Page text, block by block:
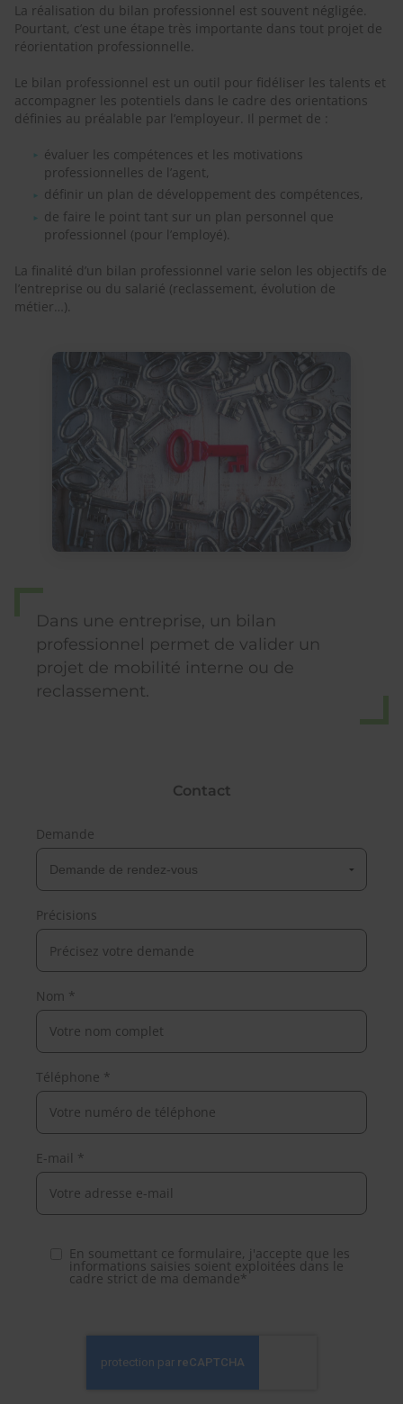
La réalisation du bilan professionnel est souvent négligée.
Pourtant, c’est une étape très importante dans tout projet de
réorientation professionnelle.
Le bilan professionnel est un outil pour fidéliser les talents et
accompagner les potentiels dans le cadre des orientations
définies au préalable par l’employeur. Il permet de :
évaluer les compétences et les motivations
professionnelles de l’agent,
définir un plan de développement des compétences,
de faire le point tant sur un plan personnel que
professionnel (pour l’employé).
La finalité d’un bilan professionnel varie selon les objectifs de
l’entreprise ou du salarié (reclassement, évolution de
métier…).
Dans une entreprise, un bilan
professionnel permet de valider un
projet de mobilité interne ou de
reclassement.
Contact
Demande
Précisions
Nom *
Téléphone *
E-mail *
En soumettant ce formulaire, j'accepte que les
informations saisies soient exploitées dans le
cadre strict de ma demande*